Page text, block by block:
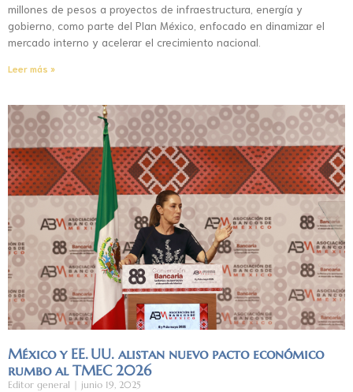
millones de pesos a proyectos de infraestructura, energía y
gobierno, como parte del Plan México, enfocado en dinamizar el
mercado interno y acelerar el crecimiento nacional.
Leer más »
México y EE. UU. alistan nuevo pacto económico
rumbo al TMEC 2026
Editor general junio 19, 2025